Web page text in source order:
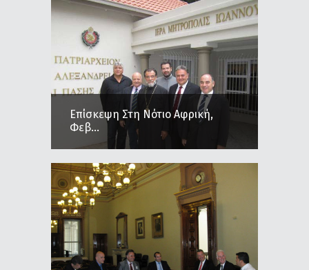
Επίσκεψη Στη Νότιο Αφρική,
Φεβ...